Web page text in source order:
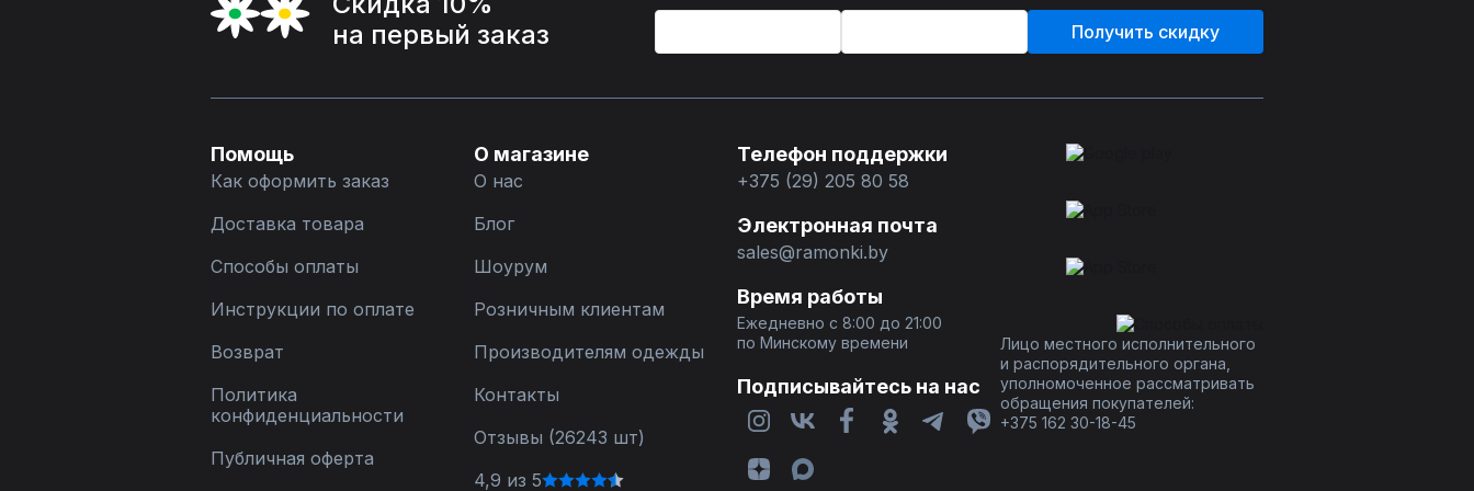
на первый заказ
Получить скидку
Помощь
Как оформить заказ
Доставка товара
Способы оплаты
Инструкции по оплате
Возврат
Политика
конфиденциальности
Публичная оферта
О магазине
О нас
Блог
Шоурум
Розничным клиентам
Производителям одежды
Контакты
Отзывы (26243 шт)
4,9 из 5
Телефон поддержки
+375 (29) 205 80 58
Электронная почта
sales@ramonki.by
Время работы
Ежедневно с 8:00 до 21:00
по Минскому времени
Подписывайтесь на нас
Лицо местного исполнительного
и распорядительного органа,
уполномоченное рассматривать
обращения покупателей:
+375 162 30-18-45